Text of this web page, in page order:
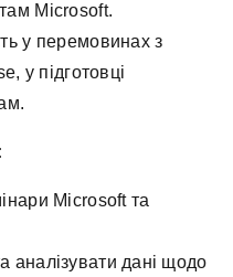
Microsoft.
у перемовинах з
у підготовці
Microsoft та
аналізувати дані щодо